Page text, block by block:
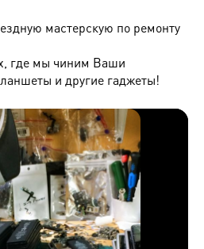
мастерскую по ремонту
где мы чиним Ваши
и другие гаджеты!